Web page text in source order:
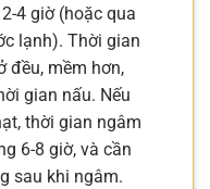
4 giờ (hoặc qua
lạnh). Thời gian
đều, mềm hơn,
gian nấu. Nếu
thời gian ngâm
6-8 giờ, và cần
sau khi ngâm.